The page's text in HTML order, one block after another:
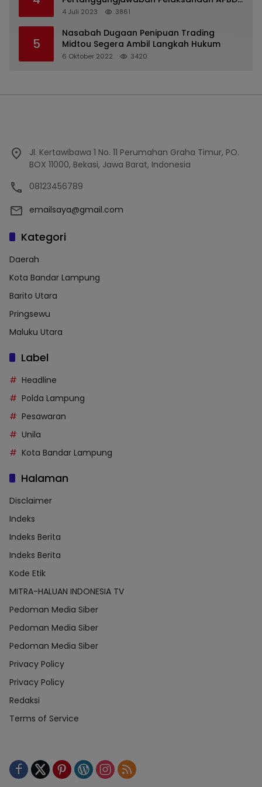
2022
4 Juli 2023 3861
5
Nasabah Dugaan Penipuan Trading
Midtou Segera Ambil Langkah Hukum
6 Oktober 2022 3420
Jl. Kertawibawa 1 No. 11 Perumahan Graha Timur, PO.
BOX 11000, Bekasi, Jawa Barat, Indonesia
08123456789
emailsaya@gmail.com
Kategori
Daerah
Kota Bandar Lampung
Barito Utara
Pringsewu
Maluku Utara
Label
Headline
Polda Lampung
Pesawaran
Unila
Kota Bandar Lampung
Halaman
Disclaimer
Indeks
Indeks Berita
Indeks Berita
Kode Etik
MITRA-HALUAN INDONESIA TV
Pedoman Media Siber
Pedoman Media Siber
Pedoman Media Siber
Privacy Policy
Privacy Policy
Redaksi
Terms of Service